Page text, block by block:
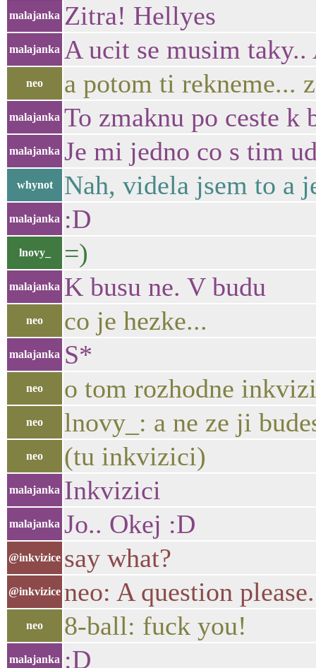
malajanka Zitra! Hellyes
malajanka A ucit se musim
neo a potom ti rekneme...
malajanka To zmaknu po ceste k
malajanka Je mi jedno co s tim
whynot Nah, videla jsem to a
malajanka :D
lnovy_ =)
malajanka K busu ne. V budu
neo co je hezke...
malajanka S*
neo o tom rozhodne
neo lnovy_: a ne ze ji
neo (tu inkvizici)
malajanka Inkvizici
malajanka Jo.. Okej :D
@inkvizice say what?
@inkvizice neo: A question please.
neo 8-ball: fuck you!
malajanka :D